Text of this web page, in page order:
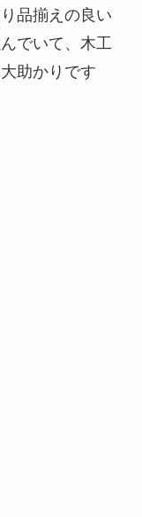
品揃えの良い
でいて、木工
助かりです